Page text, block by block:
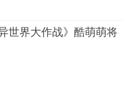
世界大作战》酷萌萌将